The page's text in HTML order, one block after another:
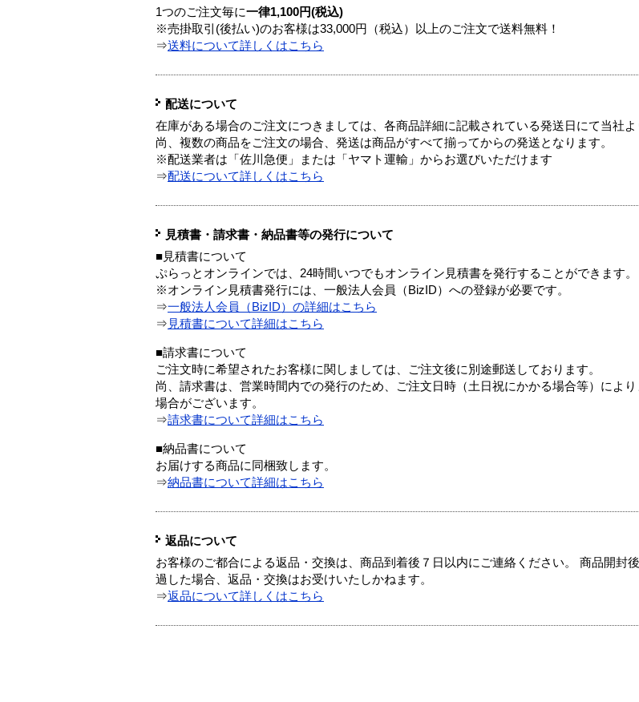
1つのご注文毎に一律1,100円(税込)
※売掛取引(後払い)のお客様は33,000円（税込）以上のご注文で送料無料！
⇒送料について詳しくはこちら
配送について
在庫がある場合のご注文につきましては、各商品詳細に記載されている発送日にて当社よ
尚、複数の商品をご注文の場合、発送は商品がすべて揃ってからの発送となります。
※配送業者は「佐川急便」または「ヤマト運輸」からお選びいただけます
⇒配送について詳しくはこちら
見積書・請求書・納品書等の発行について
■見積書について
ぷらっとオンラインでは、24時間いつでもオンライン見積書を発行することができます。
※オンライン見積書発行には、一般法人会員（BizID）への登録が必要です。
⇒一般法人会員（BizID）の詳細はこちら
⇒ 見積書について詳細はこちら
■請求書について
ご注文時に希望されたお客様に関しましては、ご注文後に別途郵送しております。
尚、請求書は、営業時間内での発行のため、ご注文日時（土日祝にかかる場合等）によ
場合がございます。
⇒請求書について詳細はこちら
■納品書について
お届けする商品に同梱致します。
⇒納品書について詳細はこちら
返品について
お客様のご都合による返品・交換は、商品到着後７日以内にご連絡ください。 商品開封
過した場合、返品・交換はお受けいたしかねます。
⇒返品について詳しくはこちら